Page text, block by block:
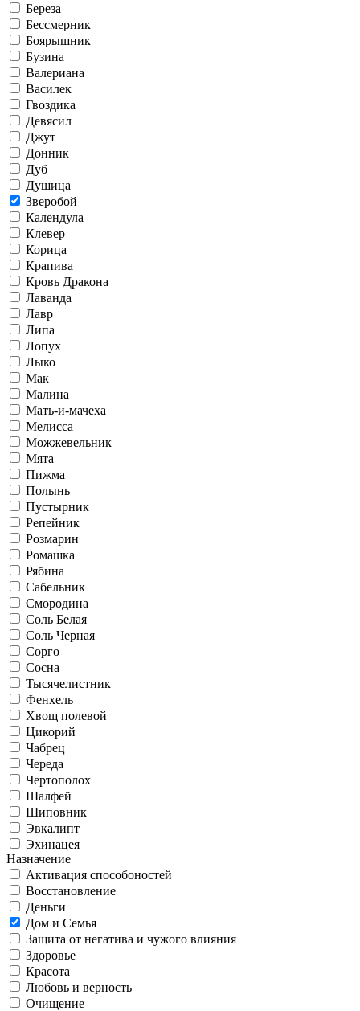
Береза
Бессмерник
Боярышник
Бузина
Валериана
Василек
Гвоздика
Девясил
Джут
Донник
Дуб
Душица
Зверобой
Календула
Клевер
Корица
Крапива
Кровь Дракона
Лаванда
Лавр
Липа
Лопух
Лыко
Мак
Малина
Мать-и-мачеха
Мелисса
Можжевельник
Мята
Пижма
Полынь
Пустырник
Репейник
Розмарин
Ромашка
Рябина
Сабельник
Смородина
Соль Белая
Соль Черная
Сорго
Сосна
Тысячелистник
Фенхель
Хвощ полевой
Цикорий
Чабрец
Череда
Чертополох
Шалфей
Шиповник
Эвкалипт
Эхинацея
Назначение
Активация способоностей
Восстановление
Деньги
Дом и Семья
Защита от негатива и чужого влияния
Здоровье
Красота
Любовь и верность
Очищение